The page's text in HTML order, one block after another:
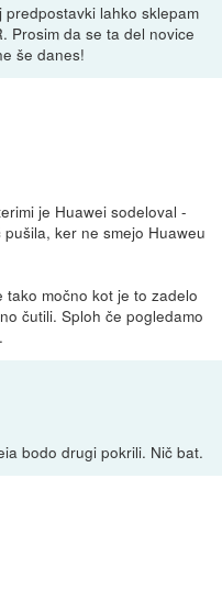
lahko sklepam
Prosim da se ta del novice
še danes!
je Huawei sodeloval -
ker ne smejo Huaweu
močno kot je to zadelo
čutili. Sploh če pogledamo
bodo drugi pokrili. Nič bat.